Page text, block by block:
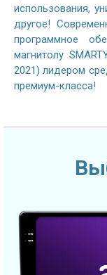
использования,
другое!
программное
магнитолу
2021) лидером
премиум-класса!